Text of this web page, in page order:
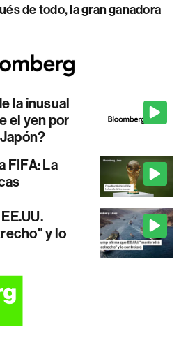
de todo, la gran ganadora
la inusual
el yen por
FIFA: La
y lo